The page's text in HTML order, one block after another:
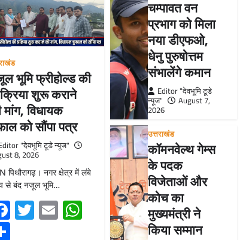
भूमि फ्रीहोल्ड की
शुरू कराने
विधायक
को सौंपा पत्र
"देवभूमि टूडे न्यूज"
8, 2026
पिथौरागढ़। नगर क्षेत्र में लंबे
से बंद नजूल भूमि…
Facebook
Twitter
Email WhatsApp
चम्पावत वन
प्रभाग को मिला
नया डीएफओ,
धेनु पुरुषोत्तम
संभालेंगे कमान
Editor "देवभूमि टूडे
न्यूज"
August 7,
2026
उत्तराखंड
कॉमनवेल्थ गेम्स
के पदक
विजेताओं और
कोच का
मुख्यमंत्री ने
किया सम्मान